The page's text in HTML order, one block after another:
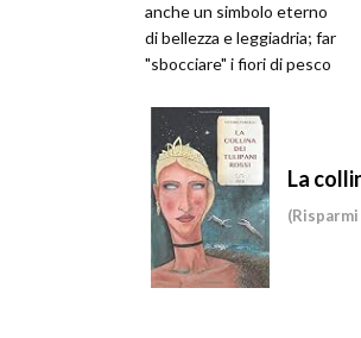
anche un simbolo eterno
di bellezza e leggiadria; far
"sbocciare" i fiori di pesco
La